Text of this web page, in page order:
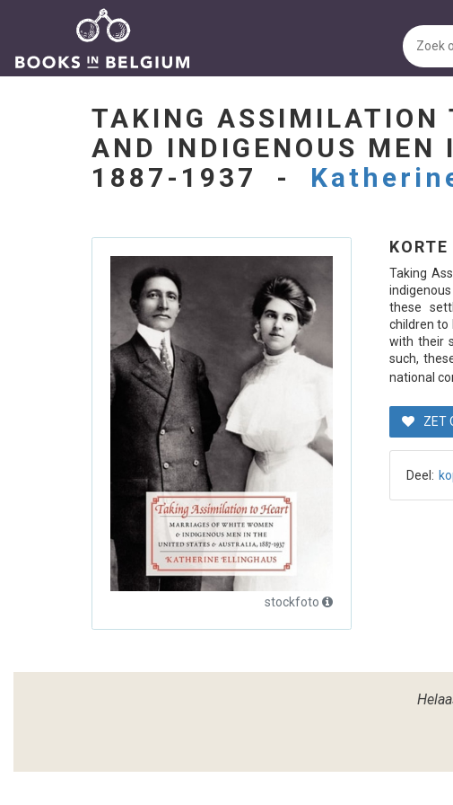
TAKING ASSIMILATION
AND INDIGENOUS
1887-1937 -
stockfoto
Taking
these
children to
with their
such,
national
ZET
Deel: